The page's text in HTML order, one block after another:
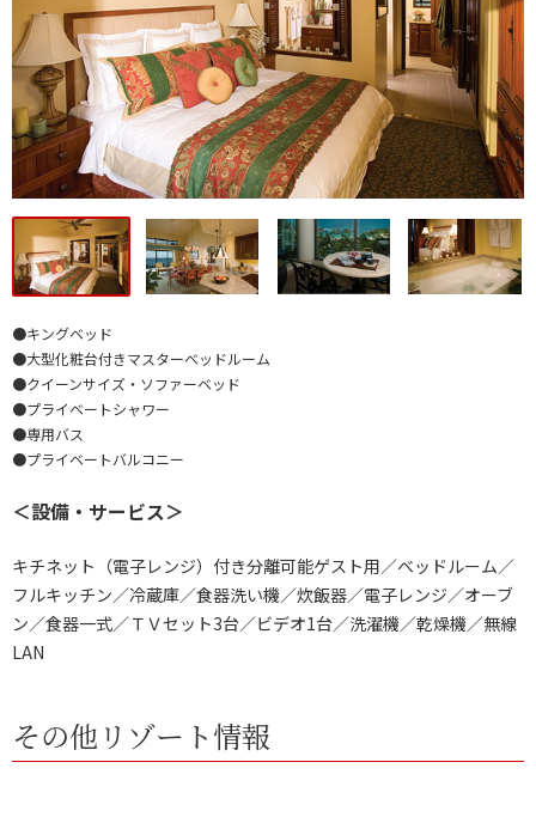
●キングベッド
●大型化粧台付きマスターベッドルーム
●クイーンサイズ・ソファーベッド
●プライベートシャワー
●専用バス
●プライベートバルコニー
＜設備・サービス＞
キチネット（電子レンジ）付き分離可能ゲスト用／ベッドルーム／
フルキッチン／冷蔵庫／食器洗い機／炊飯器／電子レンジ／オーブ
ン／食器一式／ＴＶセット3台／ビデオ1台／洗濯機／乾燥機／無線
LAN
その他リゾート情報